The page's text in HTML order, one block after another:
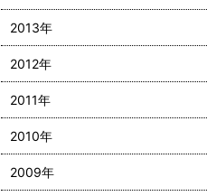
2013年
2012年
2011年
2010年
2009年